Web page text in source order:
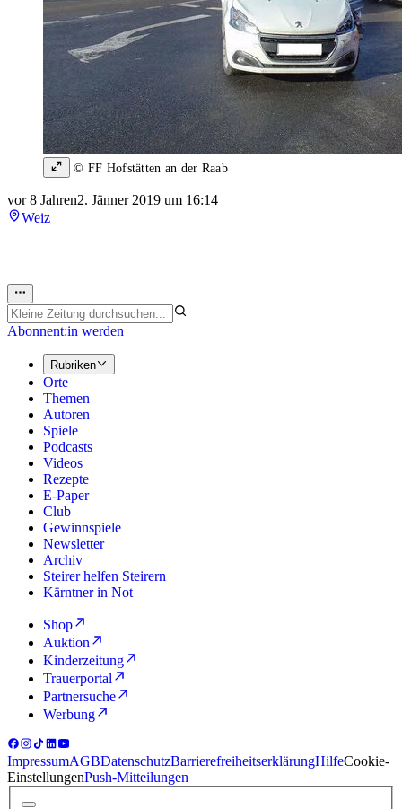
© FF Hofstätten an der Raab
vor 8 Jahren2. Jänner 2019 um 16:14
Weiz
Abonnent:in werden
Rubriken
Orte
Themen
Autoren
Spiele
Podcasts
Videos
Rezepte
E-Paper
Club
Gewinnspiele
Newsletter
Archiv
Steirer helfen Steirern
Kärntner in Not
Shop
Auktion
Kinderzeitung
Trauerportal
Partnersuche
Werbung
ImpressumAGBDatenschutzBarrierefreiheitserklärungHilfeCookie-
EinstellungenPush-Mitteilungen